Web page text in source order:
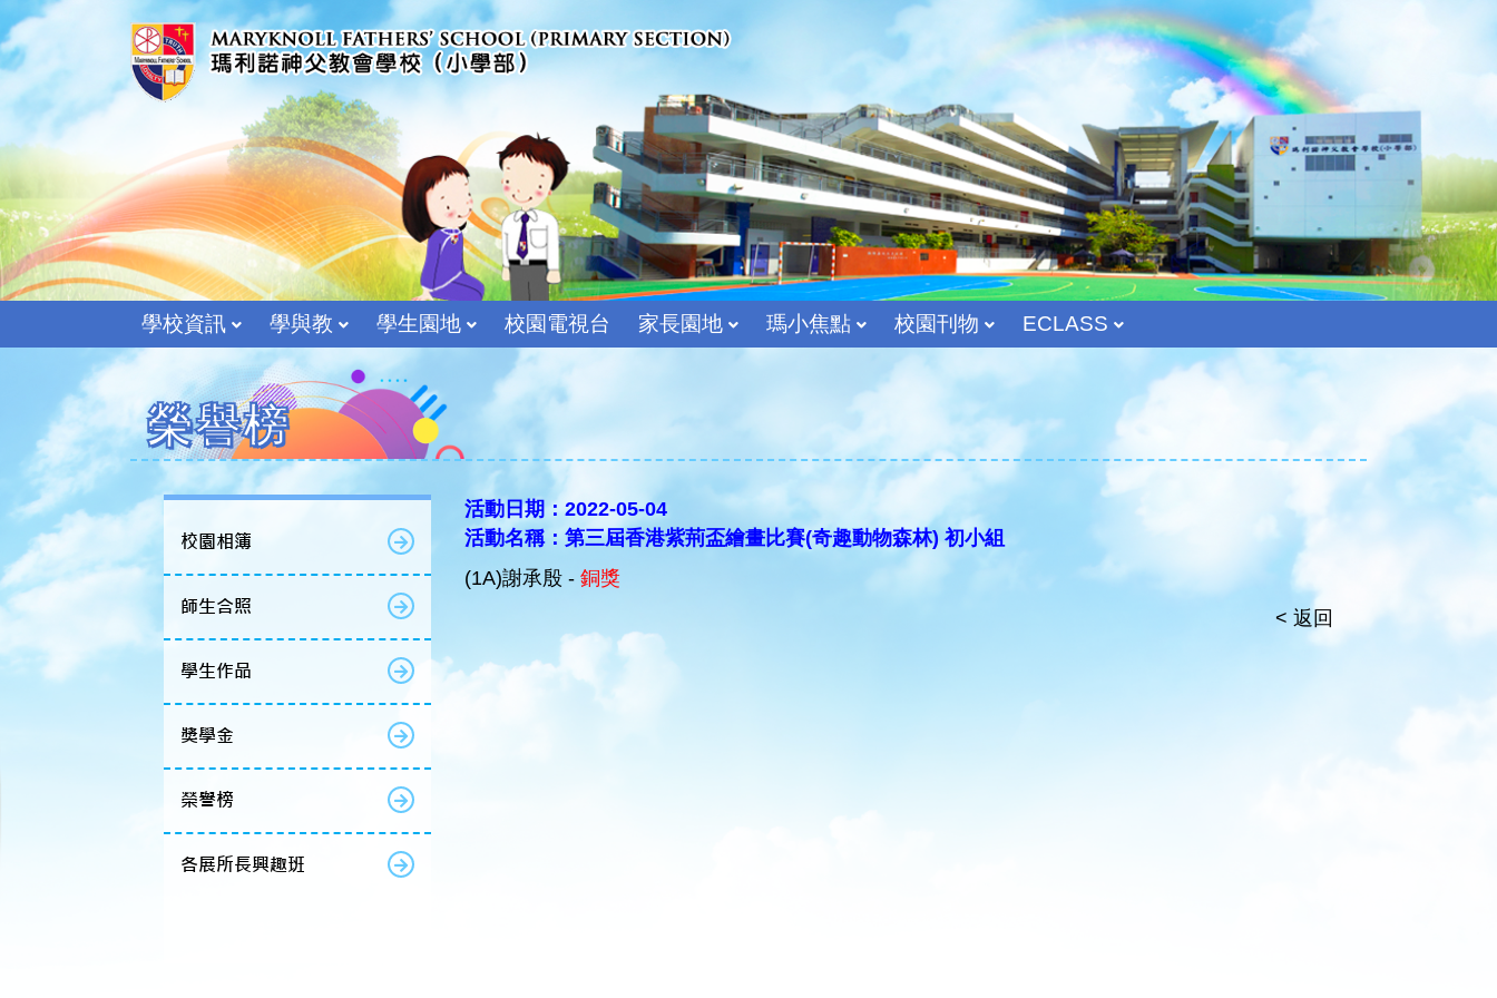
學校資訊 學與教 學生園地 校園電視台 家長園地 瑪小焦點 校園刊物 ECLASS
榮譽榜
校園相簿
師生合照
學生作品
獎學金
榮譽榜
各展所長興趣班
活動日期：2022-05-04
活動名稱：第三屆香港紫荊盃繪畫比賽(奇趣動物森林) 初小組
(1A)謝承殷 - 銅獎
< 返回